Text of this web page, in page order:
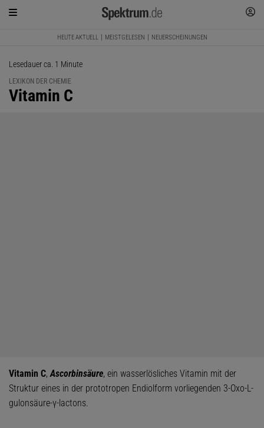
HEUTE AKTUELL MEISTGELESEN NEUERSCHEINUNGEN
Lesedauer ca. 1 Minute
LEXIKON DER CHEMIE
:
Vitamin C
Vitamin C,Ascorbinsäure, ein wasserlösliches Vitamin mit der
Struktur eines in der prototropen Endiolform vorliegenden 3-Oxo-L-
gulonsäure-γ-lactons.